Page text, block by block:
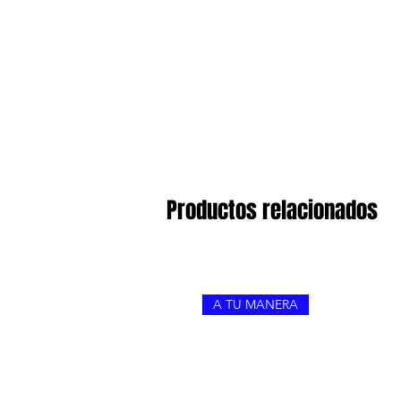
Productos relacionados
A TU MANERA